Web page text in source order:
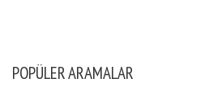
POPÜLER ARAMALAR